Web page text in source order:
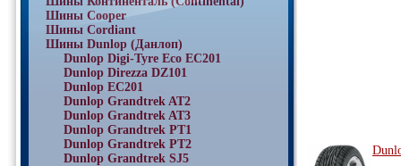
Шины Cooper
Шины Cordiant
Шины Dunlop (Данлоп)
Dunlop Digi-Tyre Eco EC201
Dunlop Direzza DZ101
Dunlop EC201
Dunlop Grandtrek AT2
Dunlop Grandtrek AT3
Dunlop Grandtrek PT1
Dunlop Grandtrek PT2
Dunlop Grandtrek SJ5